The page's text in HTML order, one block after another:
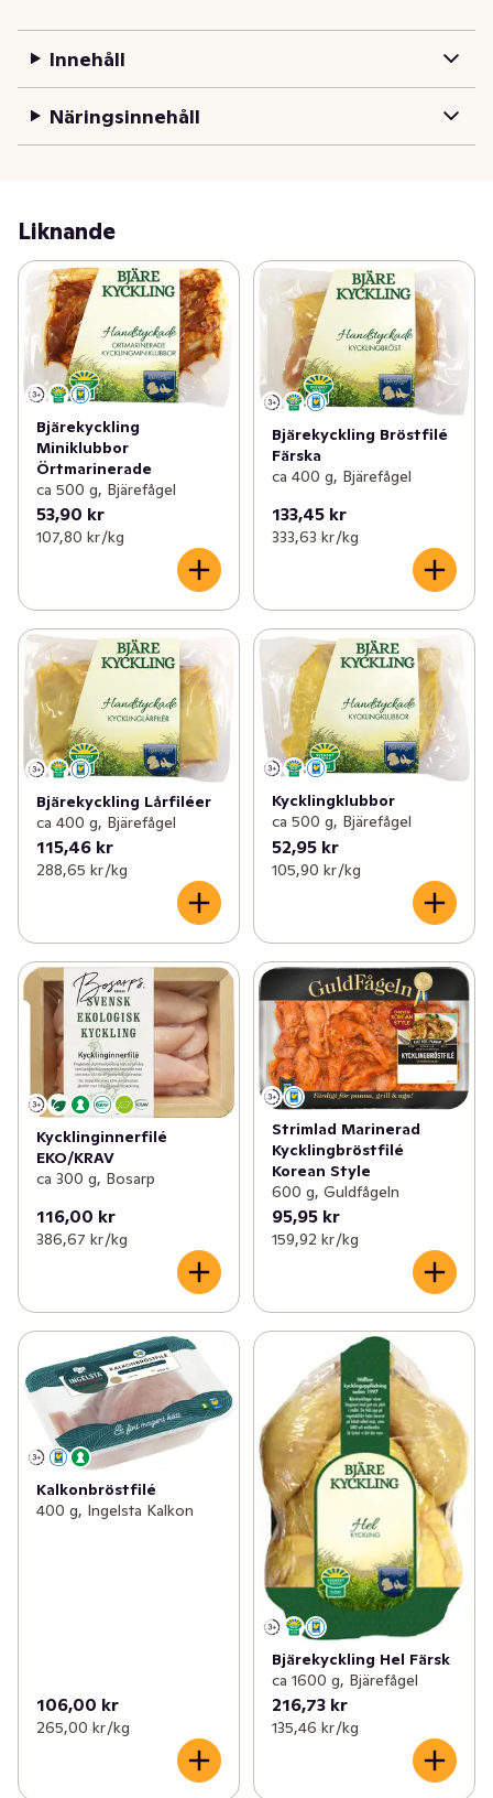
De äter ett vegetabiliskt kvalitetsfoder baserat på lokalt
odlad majs, utan GMO och antibiotika. Ranger Gold-
kycklingarna växer långsamt och de lyfts alltid varsamt
med två händer om kropp och vingar. Bjärekycklingar
föds upp på familjejordbruk på Bjäre och i närheten.
Innehåll
Näringsinnehåll
Liknande
Bjärekyckling
Miniklubbor
Örtmarinerade
ca 500 g, Bjärefågel
53,90 kr
107,80 kr /kg
Bjärekyckling Bröstfilé
Färska
ca 400 g, Bjärefågel
133,45 kr
333,63 kr /kg
Bjärekyckling Lårfiléer
ca 400 g, Bjärefågel
115,46 kr
288,65 kr /kg
Kycklingklubbor
ca 500 g, Bjärefågel
52,95 kr
105,90 kr /kg
Kycklinginnerfilé
EKO/KRAV
ca 300 g, Bosarp
116,00 kr
386,67 kr /kg
Strimlad Marinerad
Kycklingbröstfilé
Korean Style
600 g, Guldfågeln
95,95 kr
159,92 kr /kg
Kalkonbröstfilé
400 g, Ingelsta Kalkon
106,00 kr
265,00 kr /kg
Bjärekyckling Hel Färsk
ca 1600 g, Bjärefågel
216,73 kr
135,46 kr /kg